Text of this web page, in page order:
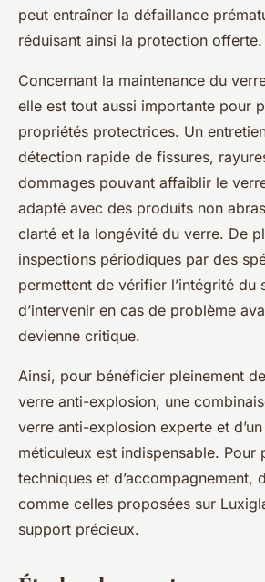
peut entraîner la défaillance
réduisant ainsi la protection offerte.
Concernant la maintenance du
elle est tout aussi importante pour
propriétés protectrices. Un
détection rapide de fissures,
dommages pouvant affaiblir le
adapté avec des produits non
clarté et la longévité du verre. De
inspections périodiques par des
permettent de vérifier l’intégrité du
d’intervenir en cas de problème
devienne critique.
Ainsi, pour bénéficier pleinement
verre anti-explosion, une
verre anti-explosion experte et
méticuleux est indispensable. Pour
techniques et d’accompagnement,
comme celles proposées sur
support précieux.